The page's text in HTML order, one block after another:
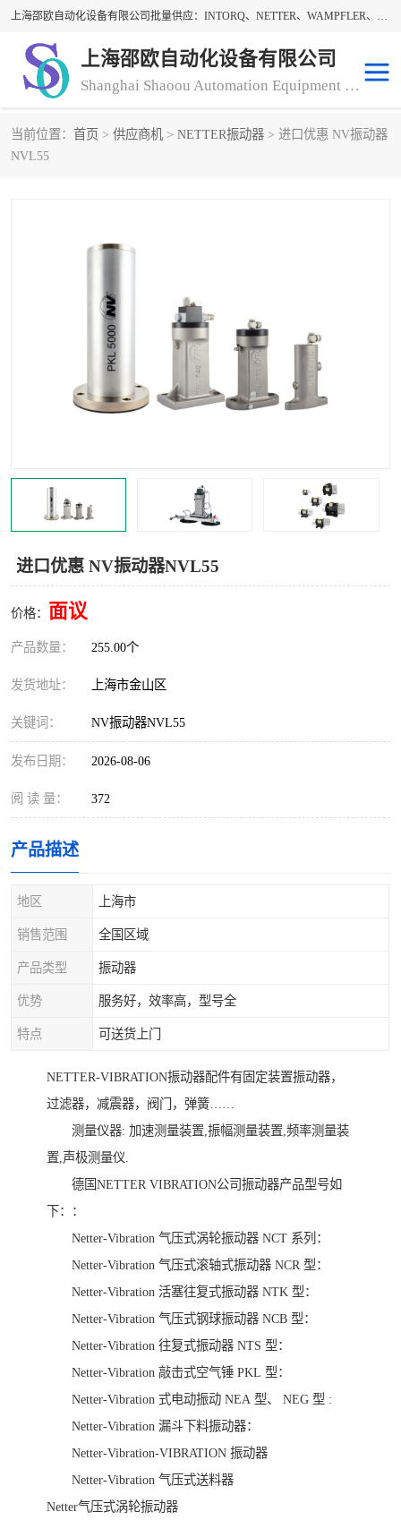
上海邵欧自动化设备有限公司批量供应：INTORQ、NETTER、WAMPFLER、WARNER、WICHITA、三菱离合器、warner离合器、NETTER振动器、WAMPFLER滑触线。上海邵欧自动化设备有限公司提供创新技术与产品解决方案，让客户享有高性价比，优质的产品和服务，我们坚持以持续技术和服务创新为客户不断创造价值。欢迎来电咨询！
上海邵欧自动化设备有限公司
Shanghai Shaoou Automation Equipment Co., Ltd
当前位置： 首页 > 供应商机 > NETTER振动器 > 进口优惠 NV振动器
NVL55
进口优惠 NV振动器NVL55
价格： 面议
产品数量： 255.00个
发货地址： 上海市金山区
关键词： NV振动器NVL55
发布日期： 2026-08-06
阅 读 量： 372
产品描述
地区 上海市
销售范围 全国区域
产品类型 振动器
优势 服务好，效率高，型号全
特点 可送货上门
NETTER-VIBRATION振动器配件有固定装置振动器，
过滤器，减震器，阀门，弹簧……
测量仪器: 加速测量装置,振幅测量装置,频率测量装
置,声极测量仪.
德国NETTER VIBRATION公司振动器产品型号如
下：：
Netter-Vibration 气压式涡轮振动器 NCT 系列：
Netter-Vibration 气压式滚轴式振动器 NCR 型：
Netter-Vibration 活塞往复式振动器 NTK 型：
Netter-Vibration 气压式钢球振动器 NCB 型：
Netter-Vibration 往复式振动器 NTS 型：
Netter-Vibration 敲击式空气锤 PKL 型：
Netter-Vibration 式电动振动 NEA 型、 NEG 型 :
Netter-Vibration 漏斗下料振动器：
Netter-Vibration-VIBRATION 振动器
Netter-Vibration 气压式送料器
Netter气压式涡轮振动器
warner离合器
LEESON ELECTRIC carlson制动器
MACH III离合器 CLEVELAND
Magnetic制动器
WICHITA Cleveland 张力控制器
Warner Linear